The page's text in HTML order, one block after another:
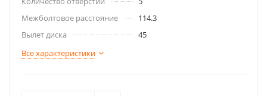
Межболтовое расстояние
114.3
Вылет диска
45
Все характеристики